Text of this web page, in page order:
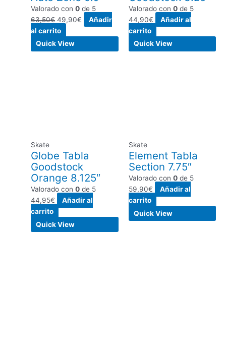
Valorado con0 de 5
63,50€ 49,90€
Añadir
al carrito
Quick View
Valorado con 0de 5
44,90€
Añadir al
carrito
Quick View
Skate
Globe Tabla
Goodstock
Orange 8.125″
Valorado con0 de 5
44,95€
Añadir al
carrito
Quick View
Skate
Element Tabla
Section 7.75″
Valorado con 0de 5
59,90€
Añadir al
carrito
Quick View